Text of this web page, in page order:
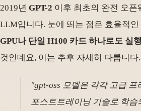
2019년 GPT-2 이후 최초의 완전 오픈
LLM입니다. 눈에 띄는 점은 효율적인
GPU나 단일 H100 카드 하나로도 실행
것인데요, 이는 추후 자세히 다룹니다.
"gpt-oss 모델은 각각 고급 프
포스트트레이닝 기술로 학습